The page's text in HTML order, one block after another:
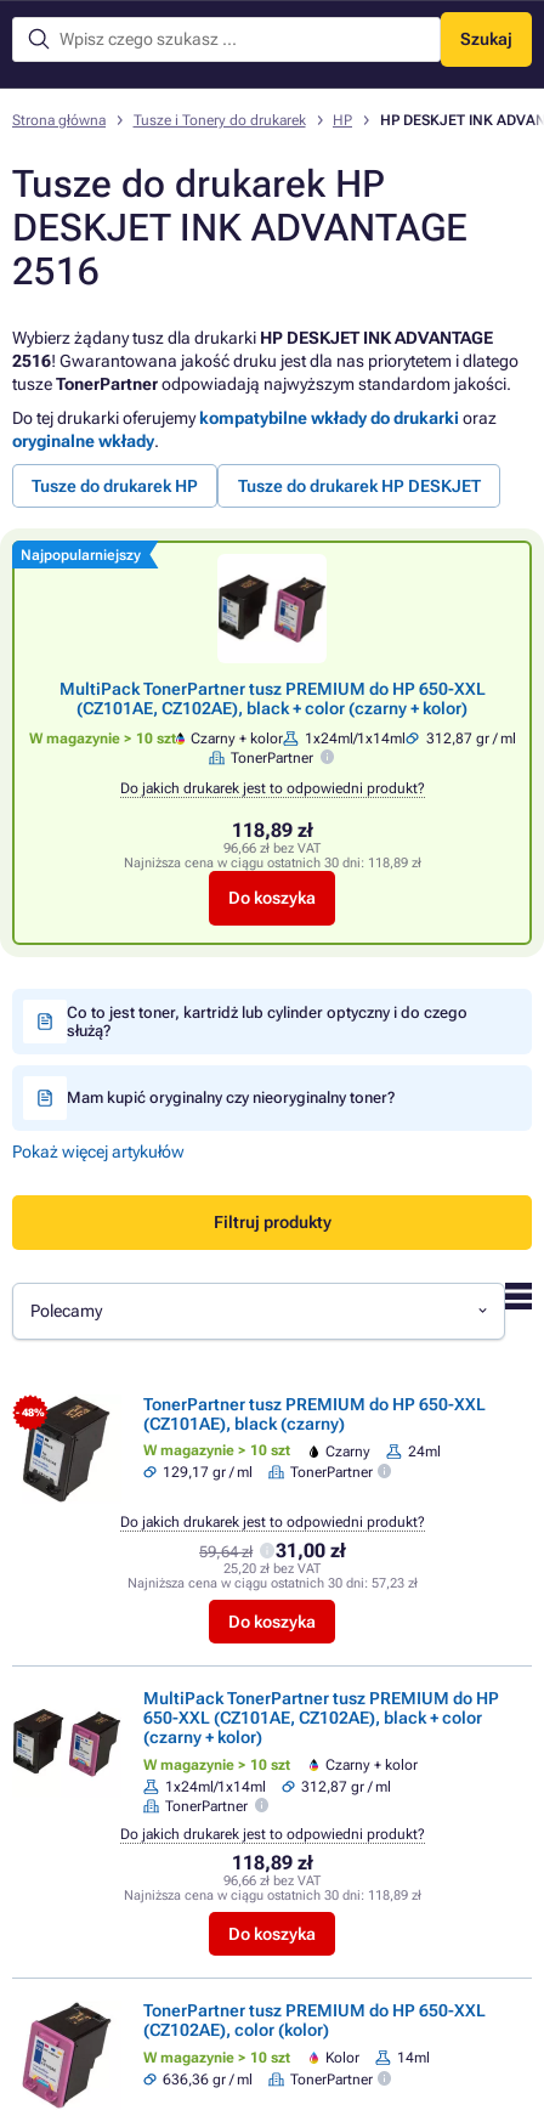
Szukaj
Menu
Strona główna Tusze i Tonery do drukarek HP HP DESKJET INK
Tusze do drukarek HP
DESKJET INK ADVANTAGE
2516
Wybierz żądany tusz dla drukarki HP DESKJET INK ADVANTAGE
2516! Gwarantowana jakość druku jest dla nas priorytetem i dlatego
tuszeTonerPartnerodpowiadają najwyższym standardom jakości.
Do tej drukarki oferujemykompatybilne wkłady do drukarki oraz
oryginalne wkłady.
Tusze do drukarek HP Tusze do drukarek HP DESKJET
Najpopularniejszy
MultiPack TonerPartner tusz PREMIUM do HP 650-XXL
(CZ101AE, CZ102AE), black + color (czarny + kolor)
W magazynie > 10 szt Czarny + kolor 1x24ml/1x14ml
312,87 gr / ml
TonerPartner
Do jakich drukarek jest to odpowiedni produkt?
118,89 zł
96,66 zł bez VAT
Najniższa cena w ciągu ostatnich 30 dni: 118,89 zł
Do koszyka
Co to jest toner, kartridż lub cylinder optyczny i do czego
służą?
Mam kupić oryginalny czy nieoryginalny toner?
Pokaż więcej artykułów
Filtruj produkty
Polecamy
- 48%
TonerPartner tusz PREMIUM do HP 650-XXL
(CZ101AE), black (czarny)
W magazynie > 10 szt Czarny
24ml
129,17 gr / ml
TonerPartner
59,64 zł 31,00 zł
25,20 zł bez VAT
Najniższa cena w ciągu ostatnich 30 dni: 57,23 zł
Do koszyka
Do jakich drukarek jest to odpowiedni produkt?
MultiPack TonerPartner tusz PREMIUM do HP
650-XXL (CZ101AE, CZ102AE), black + color
(czarny + kolor)
W magazynie > 10 szt
Czarny + kolor
1x24ml/1x14ml
312,87 gr / ml
TonerPartner
118,89 zł
96,66 zł bez VAT
Najniższa cena w ciągu ostatnich 30 dni: 118,89 zł
Do koszyka
Do jakich drukarek jest to odpowiedni produkt?
TonerPartner tusz PREMIUM do HP 650-XXL
(CZ102AE), color (kolor)
W magazynie > 10 szt Kolor
14ml
636,36 gr / ml
TonerPartner